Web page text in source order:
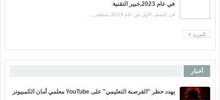
في عام 2023,خبير التقنية
في النصف الأول من عام 2023، ستتلقى...
المزيد »
أخبار
يهدد حظر "القرصنة التعليمي" على YouTube معلمي أمان الكمبيوتر